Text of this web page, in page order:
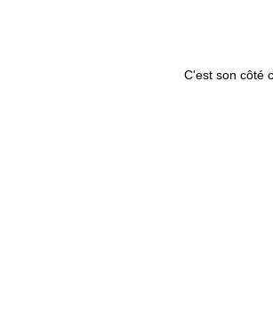
C'est son côté